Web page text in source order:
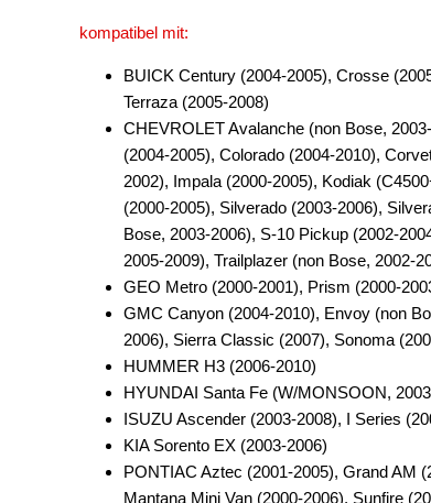
kompatibel mit:
BUICK Century (2004-2005), Crosse
Terraza (2005-2008)
CHEVROLET Avalanche (non Bose,
(2004-2005), Colorado (2004-2010),
2002), Impala (2000-2005), Kodiak
(2000-2005), Silverado (2003-2006),
Bose, 2003-2006), S-10 Pickup (2002-
2005-2009), Trailplazer (non Bose, 2002-
GEO Metro (2000-2001), Prism (2000-
GMC Canyon (2004-2010), Envoy (non
2006), Sierra Classic (2007), Sonoma
HUMMER H3 (2006-2010)
HYUNDAI Santa Fe (W/MONSOON,
ISUZU Ascender (2003-2008), I Series
KIA Sorento EX (2003-2006)
PONTIAC Aztec (2001-2005), Grand AM
Mantana Mini Van (2000-2006), Sunfire